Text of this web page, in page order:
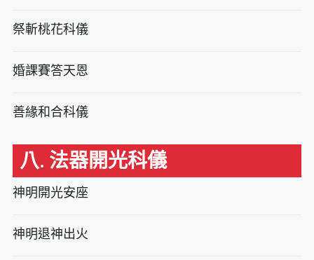
祭斬桃花科儀
婚課賽答天恩
善緣和合科儀
八. 法器開光科儀
神明開光安座
神明退神出火